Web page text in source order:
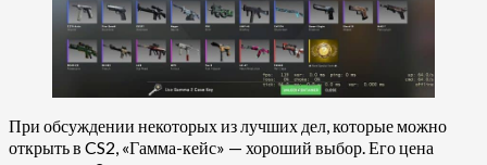
При обсуждении некоторых из лучших дел, которые можно
открыть в CS2, «Гамма-кейс» — хороший выбор. Его цена